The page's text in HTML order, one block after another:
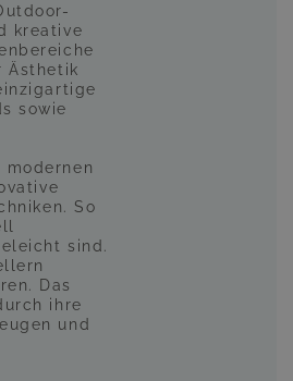
kreative
Ästhetik
sowie
So
sind.
Das
ihre
und